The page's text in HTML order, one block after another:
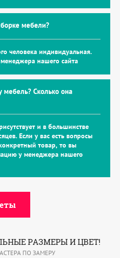
мебели?
человека индивидуальная.
нашего сайта
мебель? Сколько она
и в большинстве
Если у вас есть вопросы
товар, то вы
у менеджера нашего
РАЗМЕРЫ И ЦВЕТ!
ПО ЗАМЕРУ